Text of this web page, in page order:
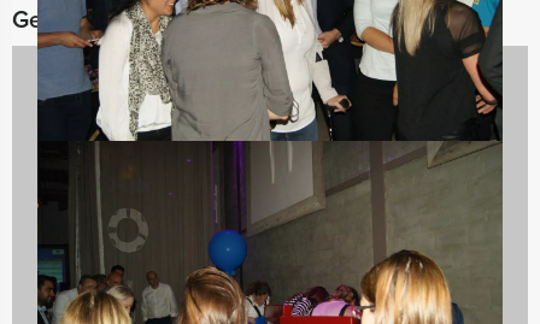
Gerelateerde categorieën
Dagarrangementen
970 uitjes